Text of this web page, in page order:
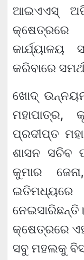
ଆଇଏଏସ୍
କାର୍ଯ୍ୟାଳୟ
କରିବାରେ
ଖୋଦ୍
ପ୍ରଦୀପ୍ତ
ଶାସନ ସଚିବ
କୁମାର
କ୍ଷେତ୍ରରେ
ସବୁ ମହଲକୁ